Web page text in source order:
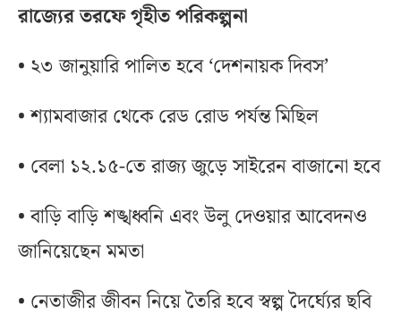
রাজ্যের তরফে গৃহীত পরিকল্পনা
• ২৩ জানুয়ারি পালিত হবে ‘দেশনায়ক দিবস’
• শ্যামবাজার থেকে রেড রোড পর্যন্ত মিছিল
• বেলা ১২.১৫-তে রাজ্য জুড়ে সাইরেন বাজানো হবে
• বাড়ি বাড়ি শঙ্খধ্বনি এবং উলু দেওয়ার আবেদনও
জানিয়েছেন মমতা
• নেতাজীর জীবন নিয়ে তৈরি হবে স্বল্প দৈর্ঘ্যের ছবি